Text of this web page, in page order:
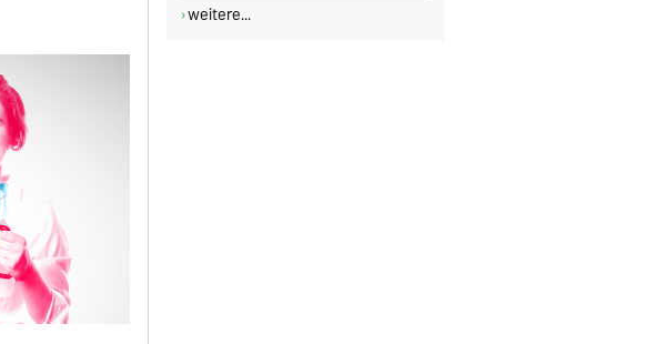
weitere...